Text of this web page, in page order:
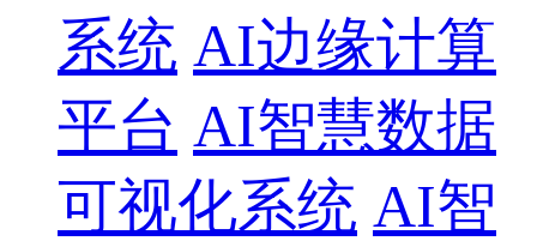
系统 AI边缘计算
平台 AI智慧数据
可视化系统 AI智